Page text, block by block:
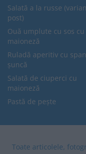
Salată a la russe
post)
Ouă umplute cu sos cu
maioneză
Ruladă aperitiv cu
șuncă
Salată de ciuperci cu
maioneză
Pastă de pește
Toate articolele,